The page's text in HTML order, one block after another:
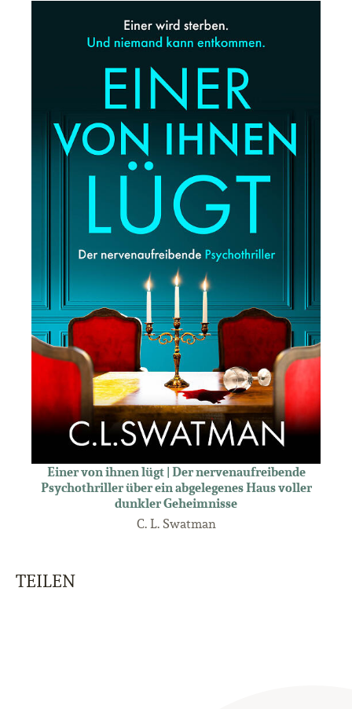
Einer von ihnen lügt | Der nervenaufreibende
Psychothriller über ein abgelegenes Haus voller
dunkler Geheimnisse
C. L. Swatman
TEILEN